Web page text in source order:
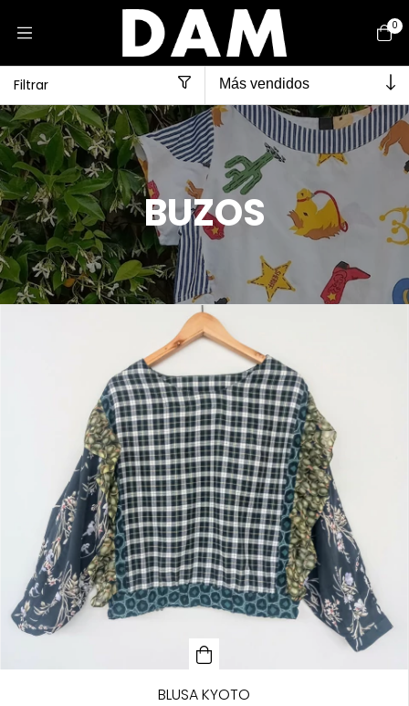
0
Filtrar
Inicio > BUZOS
BUZOS
BLUSA KYOTO